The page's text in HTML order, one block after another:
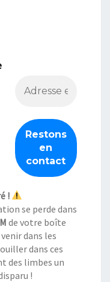
!
se perde dans
de votre boîte
dans les
dans ces
des limbes un
!